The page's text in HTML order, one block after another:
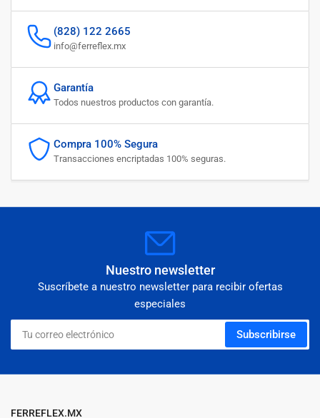
(828) 122 2665
info@ferreflex.mx
Garantía
Todos nuestros productos con garantía.
Compra 100% Segura
Transacciones encriptadas 100% seguras.
Nuestro newsletter
Suscríbete a nuestro newsletter para recibir ofertas
especiales
Tu
correo
electrónico
Subscribirse
FERREFLEX.MX